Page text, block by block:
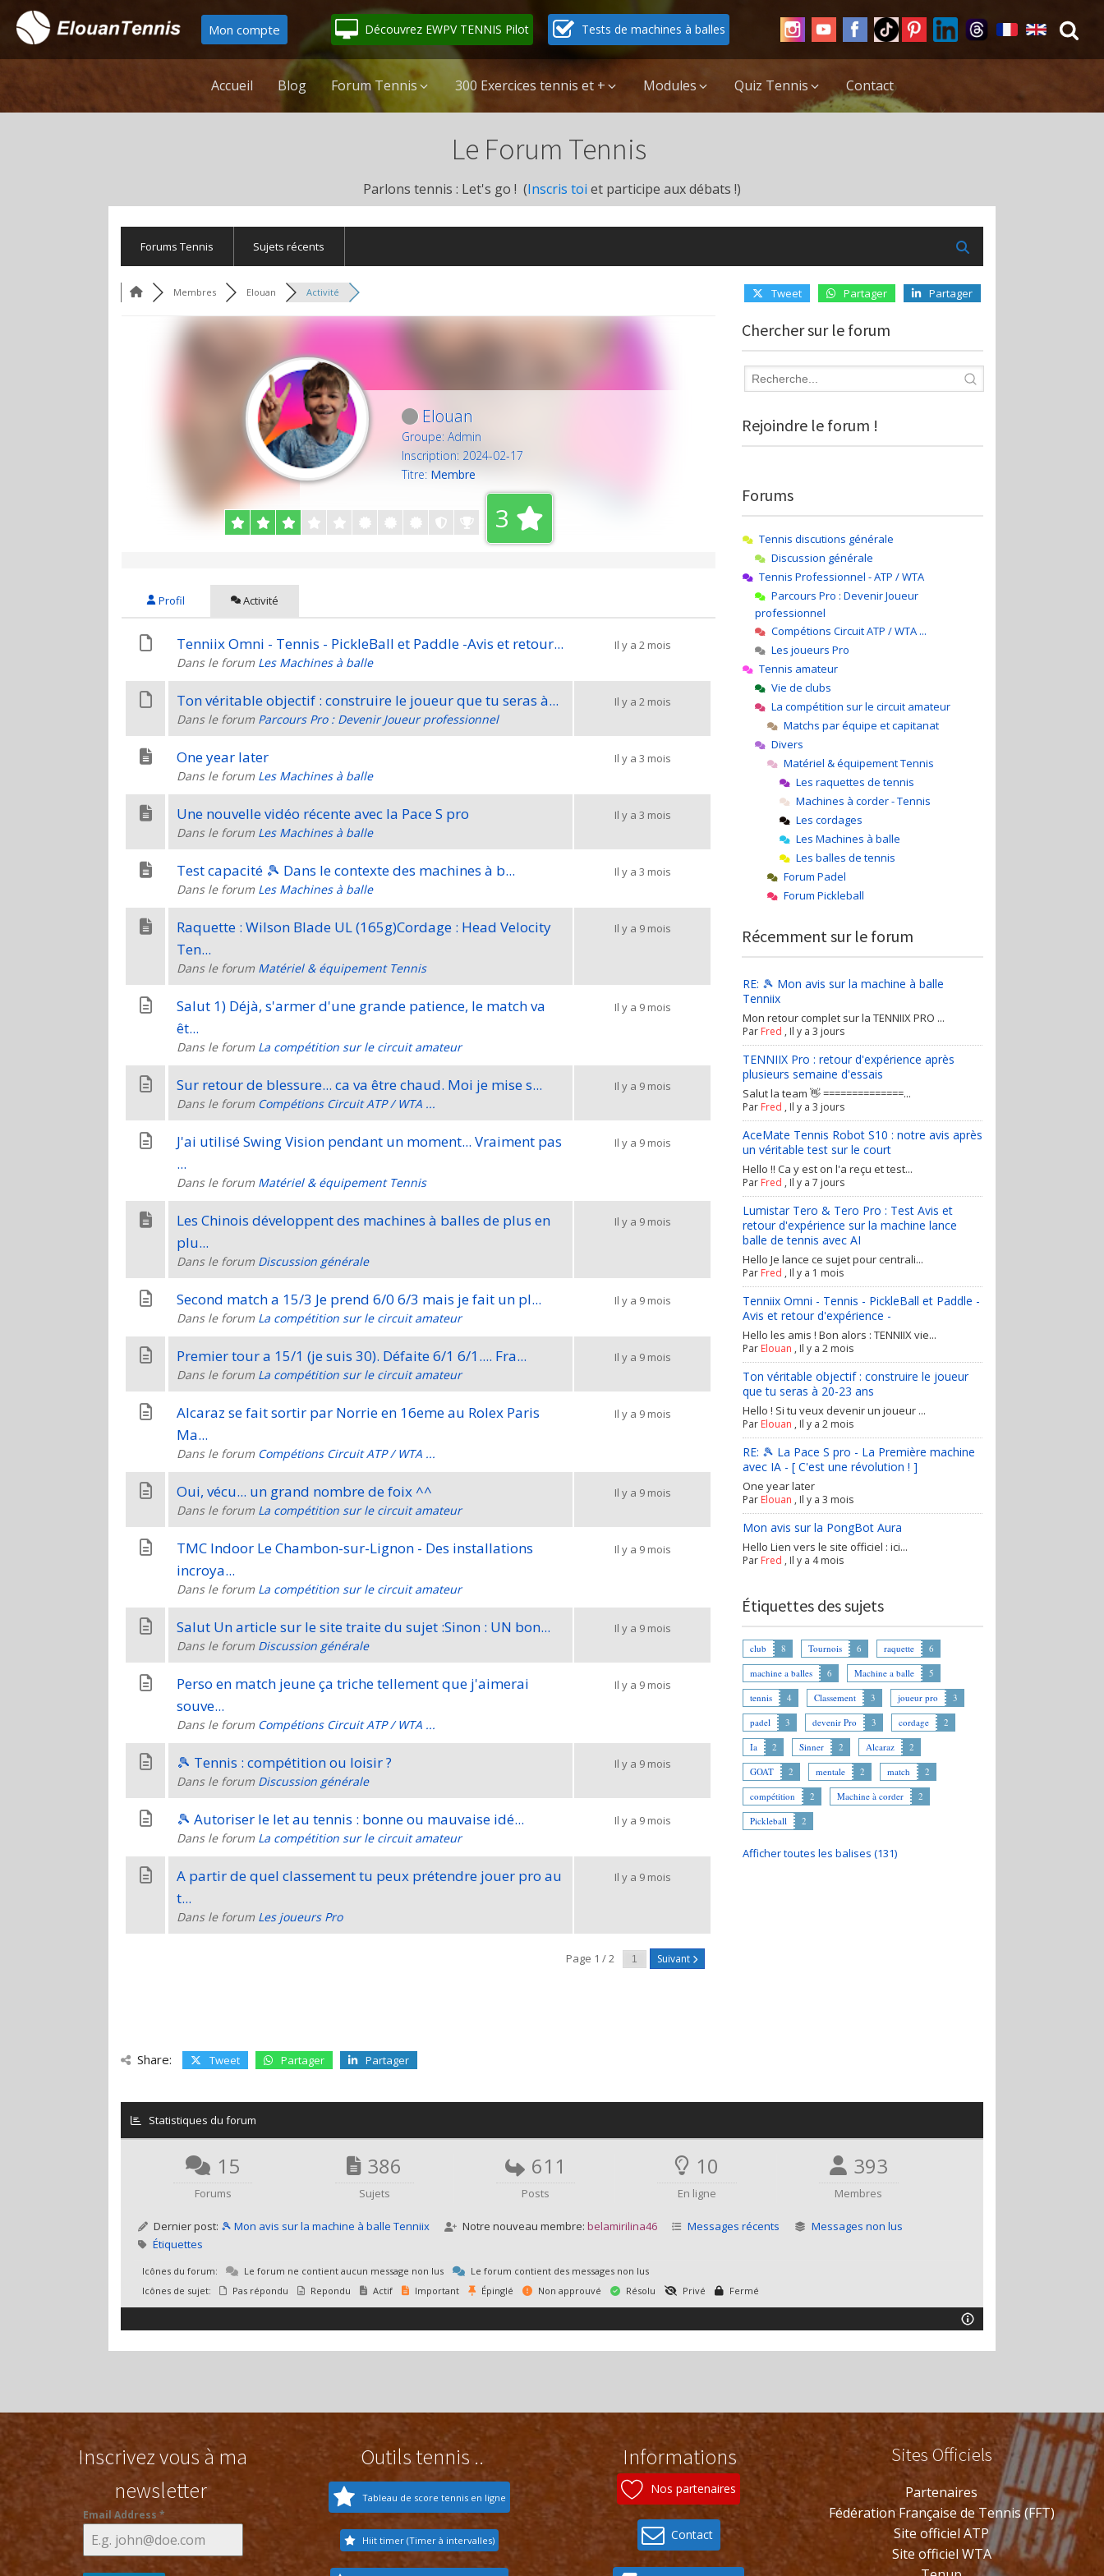
Mon compte Découvrez EWPV TENNIS Pilot Tests de machines à balles
Accueil Blog Forum Tennis 300 Exercices tennis et + Modules Quiz Tennis Contact
Le Forum Tennis
Parlons tennis : Let's go ! (Inscris toi et participe aux débats !)
Forums Tennis Sujets récents
Membres Elouan Activité Tweet Partager Partager
Elouan
Groupe: Admin
Inscription: 2024-02-17
Titre: Membre
3
Profil Activité
Tenniix Omni - Tennis - PickleBall et Paddle -Avis et retour...
Dans le forum Les Machines à balle
Il y a 2 mois
Ton véritable objectif : construire le joueur que tu seras à...
Dans le forum Parcours Pro : Devenir Joueur professionnel
Il y a 2 mois
One year later
Dans le forum Les Machines à balle
Il y a 3 mois
Une nouvelle vidéo récente avec la Pace S pro
Dans le forum Les Machines à balle
Il y a 3 mois
Test capacité 🎾 Dans le contexte des machines à b...
Dans le forum Les Machines à balle
Il y a 3 mois
Raquette : Wilson Blade UL (165g)Cordage : Head Velocity
Ten...
Dans le forum Matériel & équipement Tennis
Il y a 9 mois
Salut 1) Déjà, s'armer d'une grande patience, le match va
êt...
Dans le forum La compétition sur le circuit amateur
Il y a 9 mois
Sur retour de blessure... ca va être chaud. Moi je mise s...
Dans le forum Compétions Circuit ATP / WTA ...
Il y a 9 mois
J'ai utilisé Swing Vision pendant un moment... Vraiment pas
...
Dans le forum Matériel & équipement Tennis
Il y a 9 mois
Les Chinois développent des machines à balles de plus en
plu...
Dans le forum Discussion générale
Il y a 9 mois
Second match a 15/3 Je prend 6/0 6/3 mais je fait un pl...
Dans le forum La compétition sur le circuit amateur
Il y a 9 mois
Premier tour a 15/1 (je suis 30). Défaite 6/1 6/1.... Fra...
Dans le forum La compétition sur le circuit amateur
Il y a 9 mois
Alcaraz se fait sortir par Norrie en 16eme au Rolex Paris
Ma...
Dans le forum Compétions Circuit ATP / WTA ...
Il y a 9 mois
Oui, vécu... un grand nombre de foix ^^
Dans le forum La compétition sur le circuit amateur
Il y a 9 mois
TMC Indoor Le Chambon-sur-Lignon - Des installations
incroya...
Dans le forum La compétition sur le circuit amateur
Il y a 9 mois
Salut Un article sur le site traite du sujet :Sinon : UN bon...
Dans le forum Discussion générale
Il y a 9 mois
Perso en match jeune ça triche tellement que j'aimerai
souve...
Dans le forum Compétions Circuit ATP / WTA ...
Il y a 9 mois
🎾 Tennis : compétition ou loisir ?
Dans le forum Discussion générale
Il y a 9 mois
🎾 Autoriser le let au tennis : bonne ou mauvaise idé...
Dans le forum La compétition sur le circuit amateur
Il y a 9 mois
A partir de quel classement tu peux prétendre jouer pro au
t...
Dans le forum Les joueurs Pro
Il y a 9 mois
Page 1 / 2 Suivant
Chercher sur le forum
Rejoindre le forum !
Forums
Tennis discutions générale
Discussion générale
Tennis Professionnel - ATP / WTA
Parcours Pro : Devenir Joueur
professionnel
Compétions Circuit ATP / WTA ...
Les joueurs Pro
Tennis amateur
Vie de clubs
La compétition sur le circuit amateur
Matchs par équipe et capitanat
Divers
Matériel & équipement Tennis
Les raquettes de tennis
Machines à corder - Tennis
Les cordages
Les Machines à balle
Les balles de tennis
Forum Padel
Forum Pickleball
Récemment sur le forum
RE: 🎾 Mon avis sur la machine à balle
Tenniix
Mon retour complet sur la TENNIIX PRO ...
Par Fred , Il y a 3 jours
TENNIIX Pro : retour d'expérience après
plusieurs semaine d'essais
Salut la team 👋 ==============...
Par Fred , Il y a 3 jours
AceMate Tennis Robot S10 : notre avis après
un véritable test sur le court
Hello !! Ca y est on l'a reçu et test...
Par Fred , Il y a 7 jours
Lumistar Tero & Tero Pro : Test Avis et
retour d'expérience sur la machine lance
balle de tennis avec AI
Hello Je lance ce sujet pour centrali...
Par Fred , Il y a 1 mois
Tenniix Omni - Tennis - PickleBall et Paddle -
Avis et retour d'expérience -
Hello les amis ! Bon alors : TENNIIX vie...
Par Elouan , Il y a 2 mois
Ton véritable objectif : construire le joueur
que tu seras à 20-23 ans
Hello ! Si tu veux devenir un joueur ...
Par Elouan , Il y a 2 mois
RE: 🎾 La Pace S pro - La Première machine
avec IA - [ C'est une révolution ! ]
One year later
Par Elouan , Il y a 3 mois
Mon avis sur la PongBot Aura
Hello Lien vers le site officiel : ici...
Par Fred , Il y a 4 mois
Étiquettes des sujets
club 8 Tournois 6 raquette
6
machine a balles
6 Machine a balle
5
tennis
4 Classement 3 joueur pro
3
padel
3 devenir Pro 3 cordage
2
Ia
2 Sinner 2 Alcaraz
2
GOAT
2 mentale 2 match
2
compétition
2 Machine à corder
2
Pickleball
2
Afficher toutes les balises (131)
Share: Tweet Partager Partager
Statistiques du forum
15
Forums
386
Sujets
611
Posts
10
En ligne
393
Membres
Dernier post: 🎾 Mon avis sur la machine à balle Tenniix Notre nouveau membre: belamirilina46 Messages récents
Messages non lus
Étiquettes
Icônes du forum: Le forum ne contient aucun message non lus
Le forum contient des messages non lus
Icônes de sujet:
Pas répondu Repondu Actif Important Épinglé Non approuvé Résolu Privé Fermé
Inscrivez vous à ma
newsletter
Email Address *
Outils tennis ..
Tableau de score tennis en ligne
Hiit timer (Timer à intervalles)
Informations
Nos partenaires
Contact
Sites Officiels
Partenaires
Fédération Française de Tennis (FFT)
Site officiel ATP
Site officiel WTA